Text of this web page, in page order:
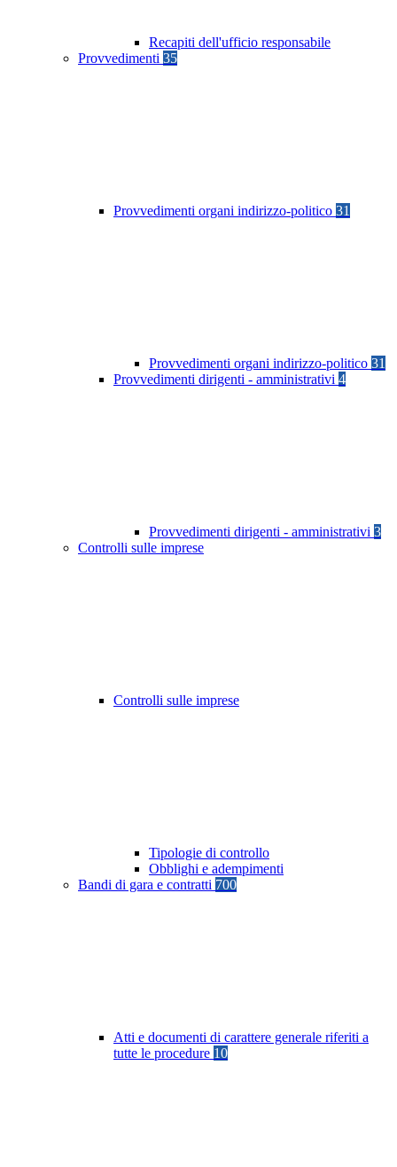
Recapiti dell'ufficio responsabile
Provvedimenti 35
Provvedimenti organi indirizzo-politico 31
Provvedimenti organi indirizzo-politico 31
Provvedimenti dirigenti - amministrativi 4
Provvedimenti dirigenti - amministrativi 3
Controlli sulle imprese
Controlli sulle imprese
Tipologie di controllo
Obblighi e adempimenti
Bandi di gara e contratti 700
Atti e documenti di carattere generale riferiti a
tutte le procedure 10